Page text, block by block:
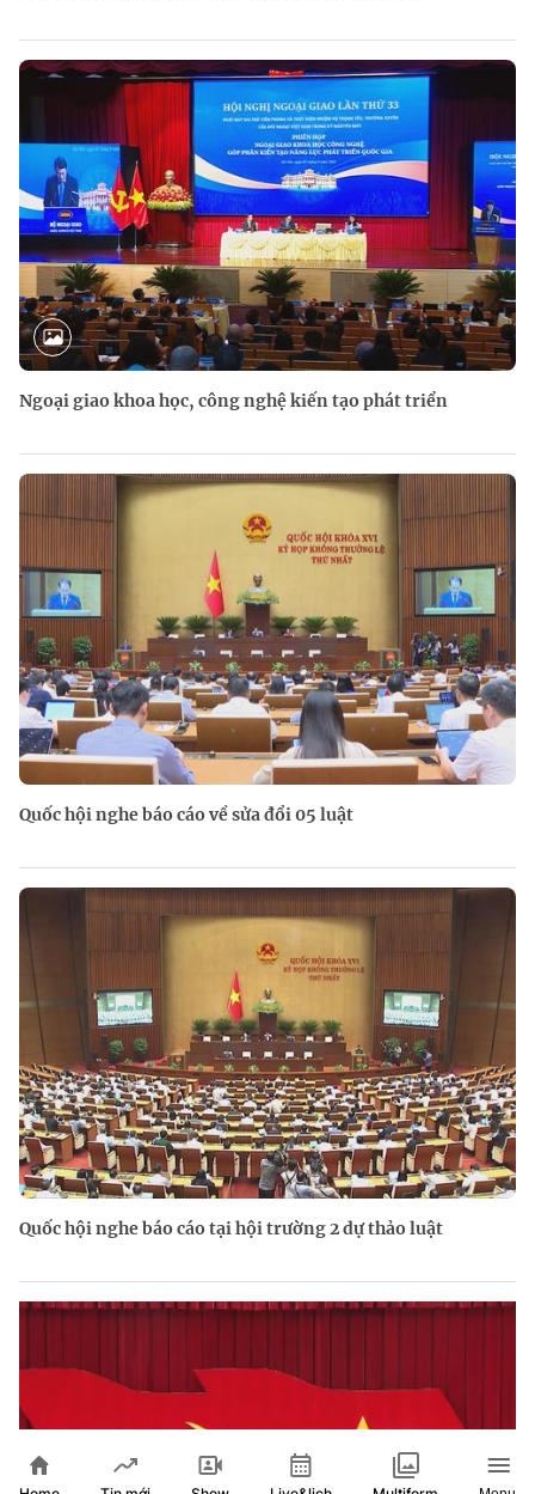
Ngoại giao khoa học, công nghệ kiến tạo phát triển
Quốc hội nghe báo cáo về sửa đổi 05 luật
Quốc hội nghe báo cáo tại hội trường 2 dự thảo luật